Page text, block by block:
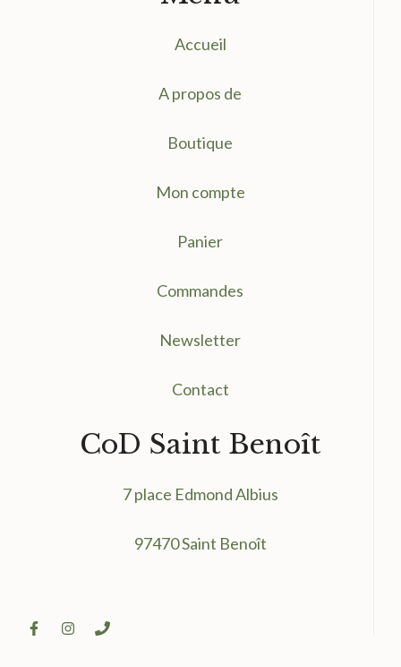
Accueil
A propos de
Boutique
Mon compte
Panier
Commandes
Newsletter
Contact
CoD Saint Benoît
7 place Edmond Albius
97470 Saint Benoît